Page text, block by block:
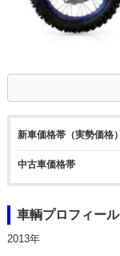
新車価格帯（実勢価格）
中古車価格帯
車輌プロフィール
2013年